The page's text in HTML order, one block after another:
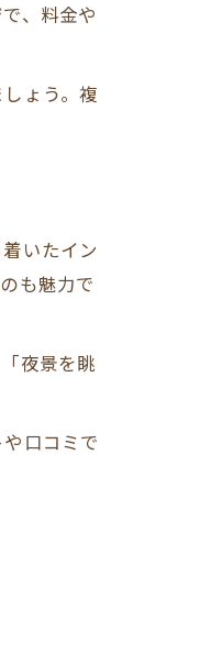
、料金や
ょう。複
いたイン
も魅力で
夜景を眺
口コミで